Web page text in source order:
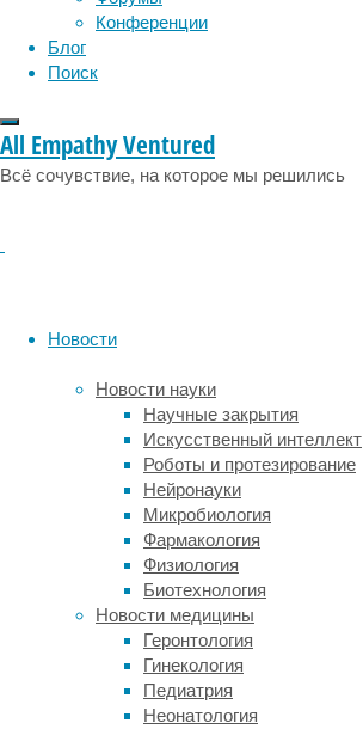
Конференции
Блог
Поиск
All Empathy Ventured
Всё сочувствие, на которое мы решились
Новости
Новости науки
Научные закрытия
Искусственный интеллект
Роботы и протезирование
Нейронауки
Микробиология
Фармакология
Физиология
Биотехнология
Новости медицины
Геронтология
Гинекология
Педиатрия
Неонатология
шанс.
Возможно,
то
на
Марсе
прячутся
одноклеточные
организмы.
Если
мы
хотим
их
найти,
нам
нужно
поискать